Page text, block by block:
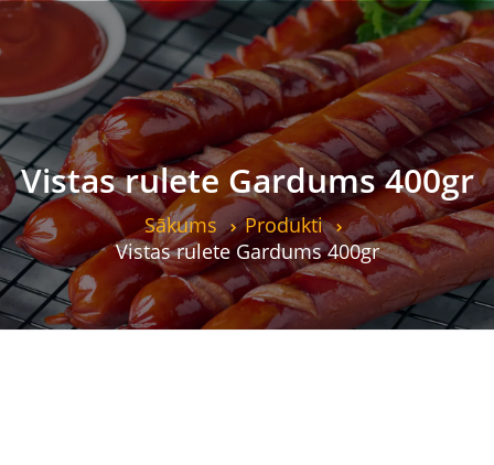
Vistas rulete Gardums 400gr
Sākums
Produkti
Vistas rulete Gardums 400gr